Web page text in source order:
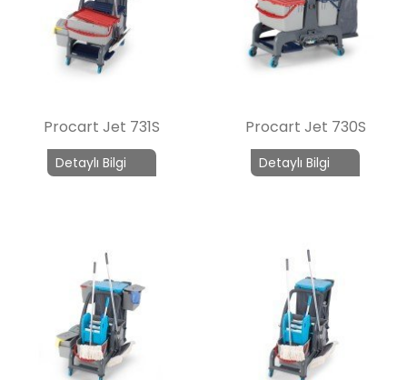
Procart Jet 731S
Detaylı Bilgi
Procart Jet 730S
Detaylı Bilgi